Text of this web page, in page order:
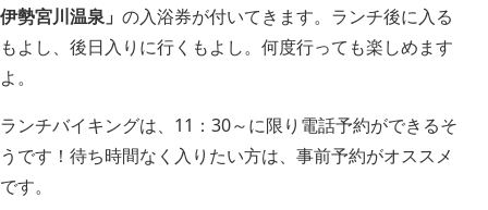
伊勢宮川温泉」 の入浴券が付いてきます。ランチ後に入る
もよし、後日入りに行くもよし。何度行っても楽しめます
よ。
ランチバイキングは、11：30～に限り電話予約ができるそ
うです！待ち時間なく入りたい方は、事前予約がオススメ
です。